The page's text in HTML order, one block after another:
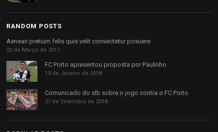
RANDOM POSTS
Aenean pretium felis quis velit consectetur posuere
22 de Março de 2017
FC Porto apresentou proposta por Paulinho
13 de Janeiro de 2018
Comunicado do slb sobre o jogo contra o FC Porto
27 de Setembro de 2018